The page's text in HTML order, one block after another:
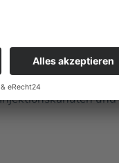
auf trockenem
auf
Gewölbekappen